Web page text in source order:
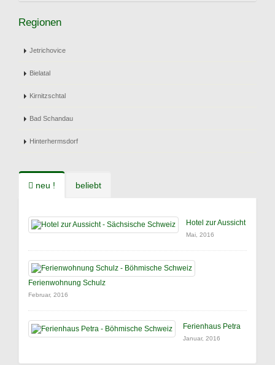
Regionen
Jetrichovice
Bielatal
Kirnitzschtal
Bad Schandau
Hinterhermsdorf
neu ! beliebt
Hotel zur Aussicht
Mai, 2016
Ferienwohnung Schulz
Februar, 2016
Ferienhaus Petra
Januar, 2016